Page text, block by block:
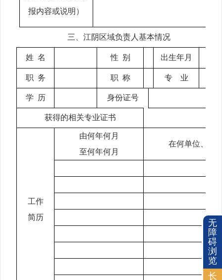
报内容或说明）
三、江阴区域负责人基本情况
姓 名 性 别 出生年月
职 务 职 称 专 业
学 历 身份证号
获得的相关专业证书
工作
简历
由何年何月
至何年何月
在何单位、从
无
障
碍
浏
览
长